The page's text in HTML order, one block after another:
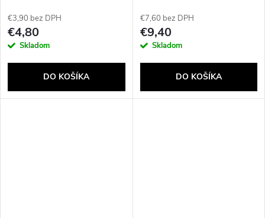
€3,90 bez DPH
€4,80
Skladom
DO KOŠÍKA
€7,60 bez DPH
€9,40
Skladom
DO KOŠÍKA